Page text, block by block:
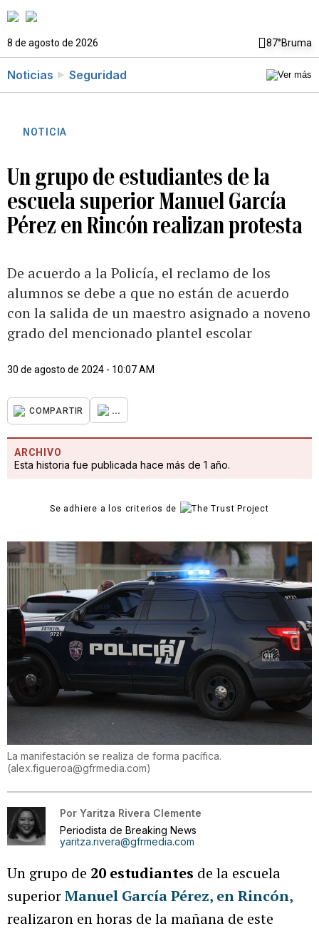
8 de agosto de 2026 87°Bruma
Noticias Seguridad
NOTICIA
Un grupo de estudiantes de la
escuela superior Manuel García
Pérez en Rincón realizan protesta
De acuerdo a la Policía, el reclamo de los
alumnos se debe a que no están de acuerdo
con la salida de un maestro asignado a noveno
grado del mencionado plantel escolar
30 de agosto de 2024 - 10:07 AM
COMPARTIR ...
ARCHIVO
Esta historia fue publicada hace más de 1 año.
Se adhiere a los criterios de
La manifestación se realiza de forma pacífica.
(alex.figueroa@gfrmedia.com)
Por Yaritza Rivera Clemente
Periodista de Breaking News
yaritza.rivera@gfrmedia.com
Un grupo de 20 estudiantes de la escuela
superiorManuel García Pérez, en Rincón,
realizaron en horas de la mañana de este